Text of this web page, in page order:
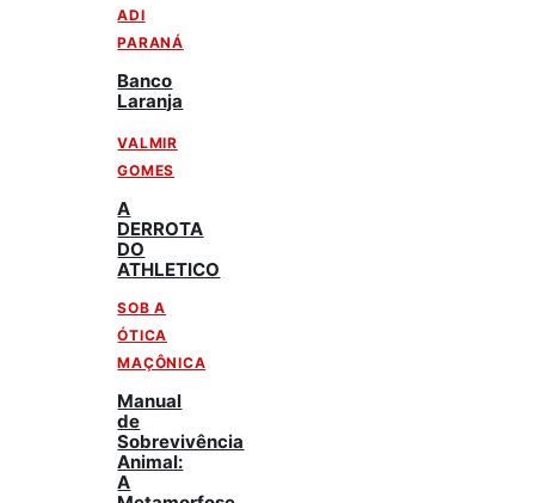
ADI
PARANÁ
Banco
Laranja
VALMIR
GOMES
A
DERROTA
DO
ATHLETICO
SOB A
ÓTICA
MAÇÔNICA
Manual
de
Sobrevivência
Animal:
A